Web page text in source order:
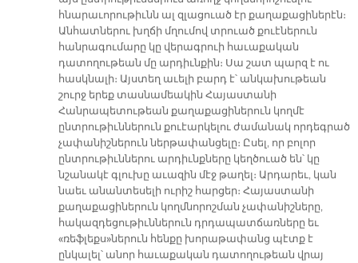
հնարաւորութիւնն ալ զլացուած էր քաղաքացիներէն։
Անհատներու խղճի մղումով տրուած քուէներուն
հանրագումարը կը վերագրուի հաւաքական
դատողութեան մը արդիւնքին։ Սա շատ պարզ է ու
հասկնալի։ Այստեղ աւելի բարդ է՝ անկախութեան
շուրջ երեք տասնամեակին Հայաստանի
Հանրապետութեան քաղաքացիներուն կողմէ
ընտրութիւններուն քուէարկելու ժամանակ որդեգրած
չափանիշներուն ներթափանցելը։ Ըսել, որ բոլոր
ընտրութիւններու արդիւնքները կեղծուած են՝ կը
նշանակէ գլուխը աւազին մէջ թաղել։ Արդարեւ, կան
նաեւ անանտեսելի ուրիշ հարցեր։ Հայաստանի
քաղաքացիներուն կողմնորոշման չափանիշները,
հակազդեցութիւններուն դրդապատճառները եւ
«ռեֆլեքս»ներուն հենքը խորաթափանց պէտք է
ընկալել՝ անոր հաւաքական դատողութեան վրայ